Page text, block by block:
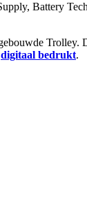
Battery
Trolley.
digitaal bedrukt.